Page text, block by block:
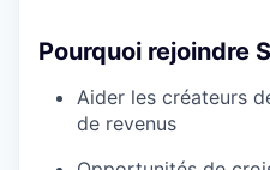
Pourquoi rejoindre
Aider les créateurs
de revenus